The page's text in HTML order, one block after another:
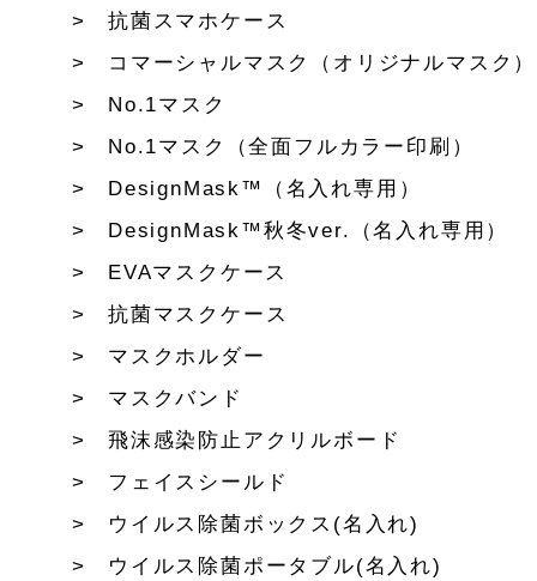
抗菌スマホケース
コマーシャルマスク（オリジナルマスク）
No.1マスク
No.1マスク（全面フルカラー印刷）
DesignMask™（名入れ専用）
DesignMask™秋冬ver.（名入れ専用）
EVAマスクケース
抗菌マスクケース
マスクホルダー
マスクバンド
飛沫感染防止アクリルボード
フェイスシールド
ウイルス除菌ボックス(名入れ)
ウイルス除菌ポータブル(名入れ)